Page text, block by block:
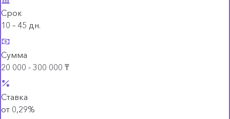
Срок
10 – 45 дн.
Сумма
20 000 - 300 000 ₸
Ставка
от 0,29%